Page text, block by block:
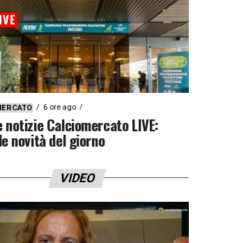
6 ore ago
notizie Calciomercato LIVE:
novità del giorno
VIDEO